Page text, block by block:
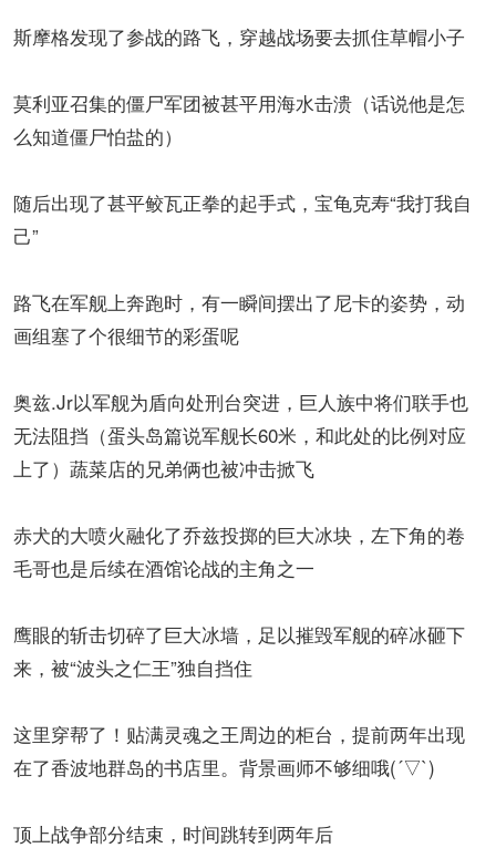
斯摩格发现了参战的路飞，穿越战场要去抓住草帽小子
莫利亚召集的僵尸军团被甚平用海水击溃（话说他是怎
么知道僵尸怕盐的）
随后出现了甚平鲛瓦正拳的起手式，宝龟克寿“我打我自
己”
路飞在军舰上奔跑时，有一瞬间摆出了尼卡的姿势，动
画组塞了个很细节的彩蛋呢
奥兹.Jr以军舰为盾向处刑台突进，巨人族中将们联手也
无法阻挡（蛋头岛篇说军舰长60米，和此处的比例对应
上了）蔬菜店的兄弟俩也被冲击掀飞
赤犬的大喷火融化了乔兹投掷的巨大冰块，左下角的卷
毛哥也是后续在酒馆论战的主角之一
鹰眼的斩击切碎了巨大冰墙，足以摧毁军舰的碎冰砸下
来，被“波头之仁王”独自挡住
这里穿帮了！贴满灵魂之王周边的柜台，提前两年出现
在了香波地群岛的书店里。背景画师不够细哦(´▽`)
顶上战争部分结束，时间跳转到两年后